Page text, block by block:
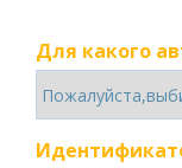
Для какого